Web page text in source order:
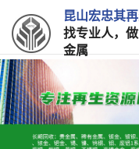
昆山宏忠其
找专业人，
金属